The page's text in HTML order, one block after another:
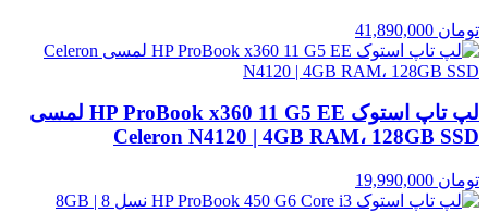
تومان
لپ تاپ استوک HP ProBook x360 11 G5 EE لمسی
Celeron N4120 | 4GB RAM، 128GB SSD
تومان